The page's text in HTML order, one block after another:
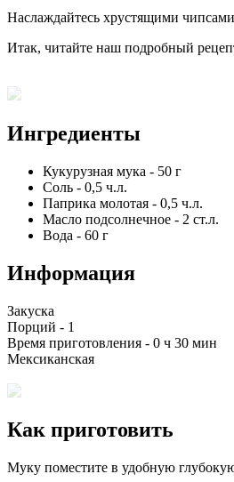
Наслаждайтесь хрустящими
Итак, читайте наш подробный
Ингредиенты
Кукурузная мука - 50 г
Соль - 0,5 ч.л.
Паприка молотая - 0,5 ч.л.
Масло подсолнечное - 2 ст.л.
Вода - 60 г
Информация
Закуска
Порций - 1
Время приготовления - 0 ч 30 мин
Мексиканская
Как приготовить
Муку поместите в удобную